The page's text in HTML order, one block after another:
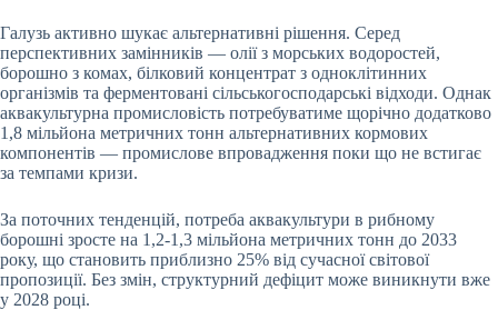
Галузь активно шукає альтернативні рішення. Серед
перспективних замінників — олії з морських водоростей,
борошно з комах, білковий концентрат з одноклітинних
організмів та ферментовані сільськогосподарські відходи. Однак
аквакультурна промисловість потребуватиме щорічно додатково
1,8 мільйона метричних тонн альтернативних кормових
компонентів — промислове впровадження поки що не встигає
за темпами кризи.
За поточних тенденцій, потреба аквакультури в рибному
борошні зросте на 1,2-1,3 мільйона метричних тонн до 2033
року, що становить приблизно 25% від сучасної світової
пропозиції. Без змін, структурний дефіцит може виникнути вже
у 2028 році.